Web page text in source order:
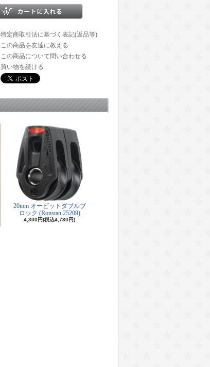
特定商取引法に基づく表記(返品等)
この商品を友達に教える
この商品について問い合わせる
買い物を続ける
20mm オービットダブルブ
ロック (Ronstan 25209)
4,300円(税込4,730円)